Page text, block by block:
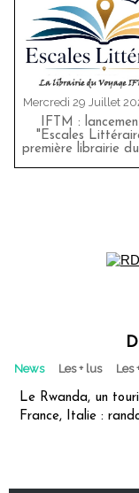
Mercredi 29 Juillet
IFTM :
"Escales
première librairie
News Les + lus Les
Le Rwanda, un
France, Italie :